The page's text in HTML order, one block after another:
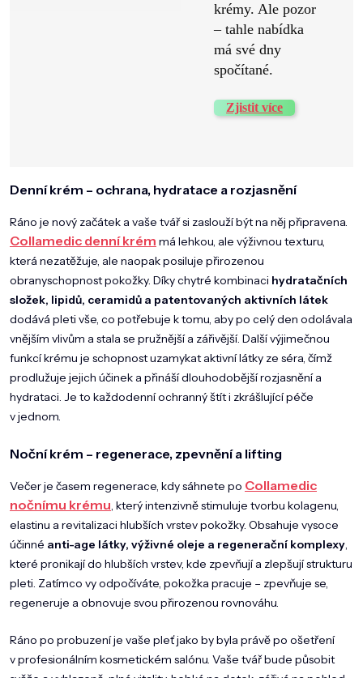
krémy. Ale pozor
– tahle nabídka
má své dny
spočítané.
Zjistit více
Denní krém – ochrana, hydratace a rozjasnění
Ráno je nový začátek a vaše tvář si zaslouží být na něj připravena.
Collamedic denní krém má lehkou, ale výživnou texturu,
která nezatěžuje, ale naopak posiluje přirozenou
obranyschopnost pokožky. Díky chytré kombinaci hydratačních
složek, lipidů, ceramidů a patentovaných aktivních látek
dodává pleti vše, co potřebuje k tomu, aby po celý den odolávala
vnějším vlivům a stala se pružnější a zářivější. Další výjimečnou
funkcí krému je schopnost uzamykat aktivní látky ze séra, čímž
prodlužuje jejich účinek a přináší dlouhodobější rozjasnění a
hydrataci. Je to každodenní ochranný štít i zkrášlující péče
v jednom.
Noční krém – regenerace, zpevnění a lifting
Večer je časem regenerace, kdy sáhnete po Collamedic
nočnímu krému, který intenzivně stimuluje tvorbu kolagenu,
elastinu a revitalizaci hlubších vrstev pokožky. Obsahuje vysoce
účinné anti-age látky, výživné oleje a regenerační komplexy,
které pronikají do hlubších vrstev, kde zpevňují a zlepšují strukturu
pleti. Zatímco vy odpočíváte, pokožka pracuje – zpevňuje se,
regeneruje a obnovuje svou přirozenou rovnováhu.
Ráno po probuzení je vaše pleť jako by byla právě po ošetření
v profesionálním kosmetickém salónu. Vaše tvář bude působit